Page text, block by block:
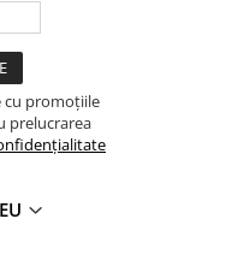
cu promoțiile
prelucrarea